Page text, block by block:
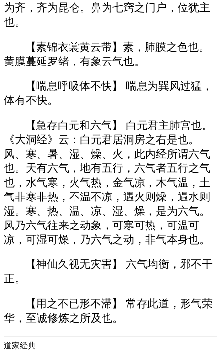
为齐，齐为昆仑。鼻为七窍之门户，位犹主
也。
【素锦衣裳黄云带】素，肺膜之色也。
黄膜蔓延罗绪，有象云气也。
【喘息呼吸体不快】 喘息为巽风过猛，
体有不快。
【急存白元和六气】 白元君主肺宫也。
《大洞经》云：白元君居洞房之右是也。
风、寒、暑、湿、燥、火，此内经所谓六气
也。天有六气，地有五行，六气者五行之气
也，水气寒，火气热，金气凉，木气温，土
气非寒非热，不温不凉，遇火则燥，遇水则
湿。寒、热、温、凉、湿、燥，是为六气。
风乃六气往来之动象，可寒可热，可温可
凉，可湿可燥，乃六气之动，非气本身也。
【神仙久视无灾害】 六气均衡，邪不干
正。
【用之不已形不滞】 常存此道，形气荣
华，至诚修炼之所及也。
道家经典